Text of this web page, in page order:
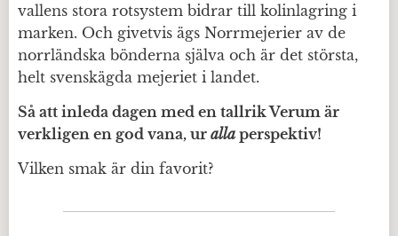
vallens stora rotsystem bidrar till kolinlagring i
marken. Och givetvis ägs Norrmejerier av de
norrländska bönderna själva och är det största,
helt svenskägda mejeriet i landet.
Så att inleda dagen med en tallrik Verum är
verkligen en god vana, ur alla perspektiv!
Vilken smak är din favorit?